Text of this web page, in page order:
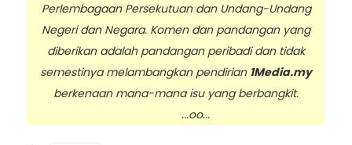
Perlembagaan Persekutuan dan Undang-Undang
Negeri dan Negara. Komen dan pandangan yang
diberikan adalah pandangan peribadi dan tidak
semestinya melambangkan pendirian 1Media.my
berkenaan mana-mana isu yang berbangkit.
...oo...